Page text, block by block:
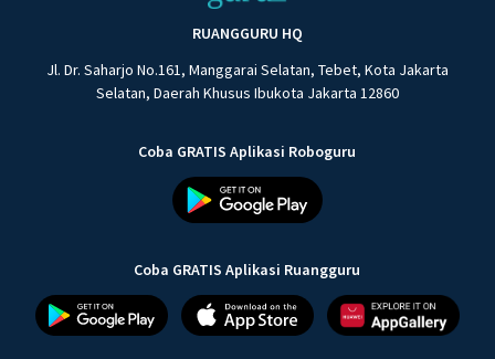
RUANGGURU HQ
Jl. Dr. Saharjo No.161, Manggarai Selatan, Tebet, Kota Jakarta
Selatan, Daerah Khusus Ibukota Jakarta 12860
Coba GRATIS Aplikasi Roboguru
Coba GRATIS Aplikasi Ruangguru